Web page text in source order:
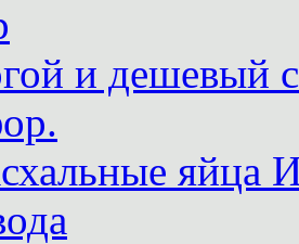
и дешевый
яйца